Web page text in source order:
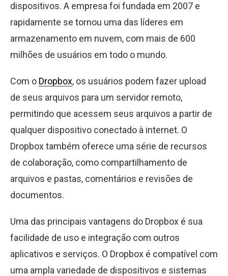
dispositivos. A empresa foi fundada em 2007 e
rapidamente se tornou uma das líderes em
armazenamento em nuvem, com mais de 600
milhões de usuários em todo o mundo.
Com o Dropbox, os usuários podem fazer upload
de seus arquivos para um servidor remoto,
permitindo que acessem seus arquivos a partir de
qualquer dispositivo conectado à internet. O
Dropbox também oferece uma série de recursos
de colaboração, como compartilhamento de
arquivos e pastas, comentários e revisões de
documentos.
Uma das principais vantagens do Dropbox é sua
facilidade de uso e integração com outros
aplicativos e serviços. O Dropbox é compatível com
uma ampla variedade de dispositivos e sistemas